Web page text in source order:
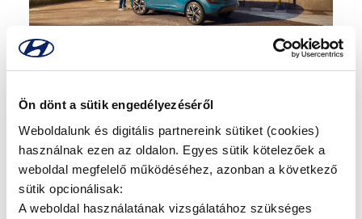
Ön dönt a sütik engedélyezéséről
Weboldalunk és digitális partnereink sütiket (cookies)
használnak ezen az oldalon. Egyes sütik kötelezőek a
weboldal megfelelő működéséhez, azonban a következő
sütik opcionálisak:
A weboldal használatának vizsgálatához szükséges